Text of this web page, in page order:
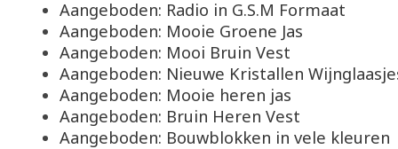
Aangeboden: Radio in G.S.M Formaat
Aangeboden: Mooie Groene Jas
Aangeboden: Mooi Bruin Vest
Aangeboden: Nieuwe Kristallen
Aangeboden: Mooie heren jas
Aangeboden: Bruin Heren Vest
Aangeboden: Bouwblokken in vele kleuren